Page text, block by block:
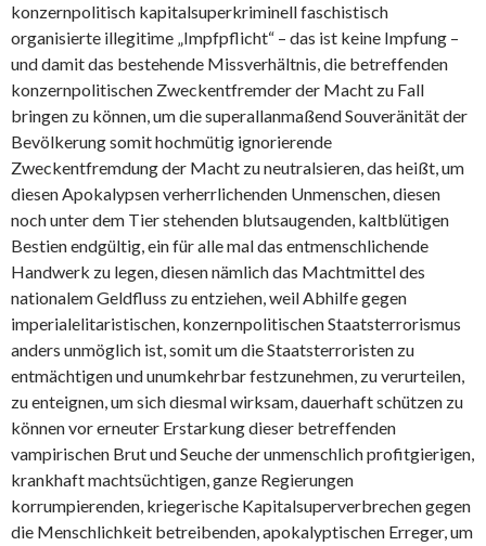
konzernpolitisch kapitalsuperkriminell faschistisch
organisierte illegitime „Impfpflicht“ – das ist keine Impfung –
und damit das bestehende Missverhältnis, die betreffenden
konzernpolitischen Zweckentfremder der Macht zu Fall
bringen zu können, um die superallanmaßend Souveränität der
Bevölkerung somit hochmütig ignorierende
Zweckentfremdung der Macht zu neutralsieren, das heißt, um
diesen Apokalypsen verherrlichenden Unmenschen, diesen
noch unter dem Tier stehenden blutsaugenden, kaltblütigen
Bestien endgültig, ein für alle mal das entmenschlichende
Handwerk zu legen, diesen nämlich das Machtmittel des
nationalem Geldfluss zu entziehen, weil Abhilfe gegen
imperialelitaristischen, konzernpolitischen Staatsterrorismus
anders unmöglich ist, somit um die Staatsterroristen zu
entmächtigen und unumkehrbar festzunehmen, zu verurteilen,
zu enteignen, um sich diesmal wirksam, dauerhaft schützen zu
können vor erneuter Erstarkung dieser betreffenden
vampirischen Brut und Seuche der unmenschlich profitgierigen,
krankhaft machtsüchtigen, ganze Regierungen
korrumpierenden, kriegerische Kapitalsuperverbrechen gegen
die Menschlichkeit betreibenden, apokalyptischen Erreger, um